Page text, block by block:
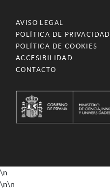
AVISO LEGAL
POLÍTICA DE PRIVACIDAD
POLÍTICA DE COOKIES
ACCESIBILIDAD
CONTACTO
\n
\n\n